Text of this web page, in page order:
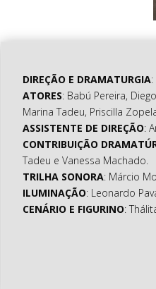
DIREÇÃO E DRAMATURGIA
ATORES: Babú Pereira,
Marina Tadeu, Priscilla
ASSISTENTE DE DIREÇÃO:
CONTRIBUIÇÃO
Tadeu e Vanessa Machado.
TRILHA SONORA: Márcio
ILUMINAÇÃO: Leonardo
CENÁRIO E FIGURINO: